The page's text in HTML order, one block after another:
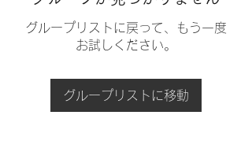
グループリストに戻って、もう一度
お試しください。
グループリストに移動